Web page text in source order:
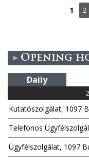
e
s
1 2
Opening
Daily
Kutatószolgálat, 1097
Telefonos
Ügyfélszolgálat, 1097